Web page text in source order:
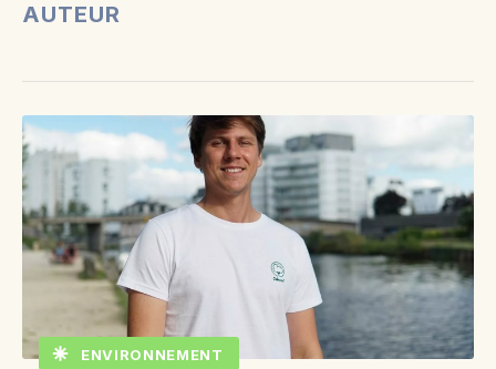
AUTEUR
ENVIRONNEMENT